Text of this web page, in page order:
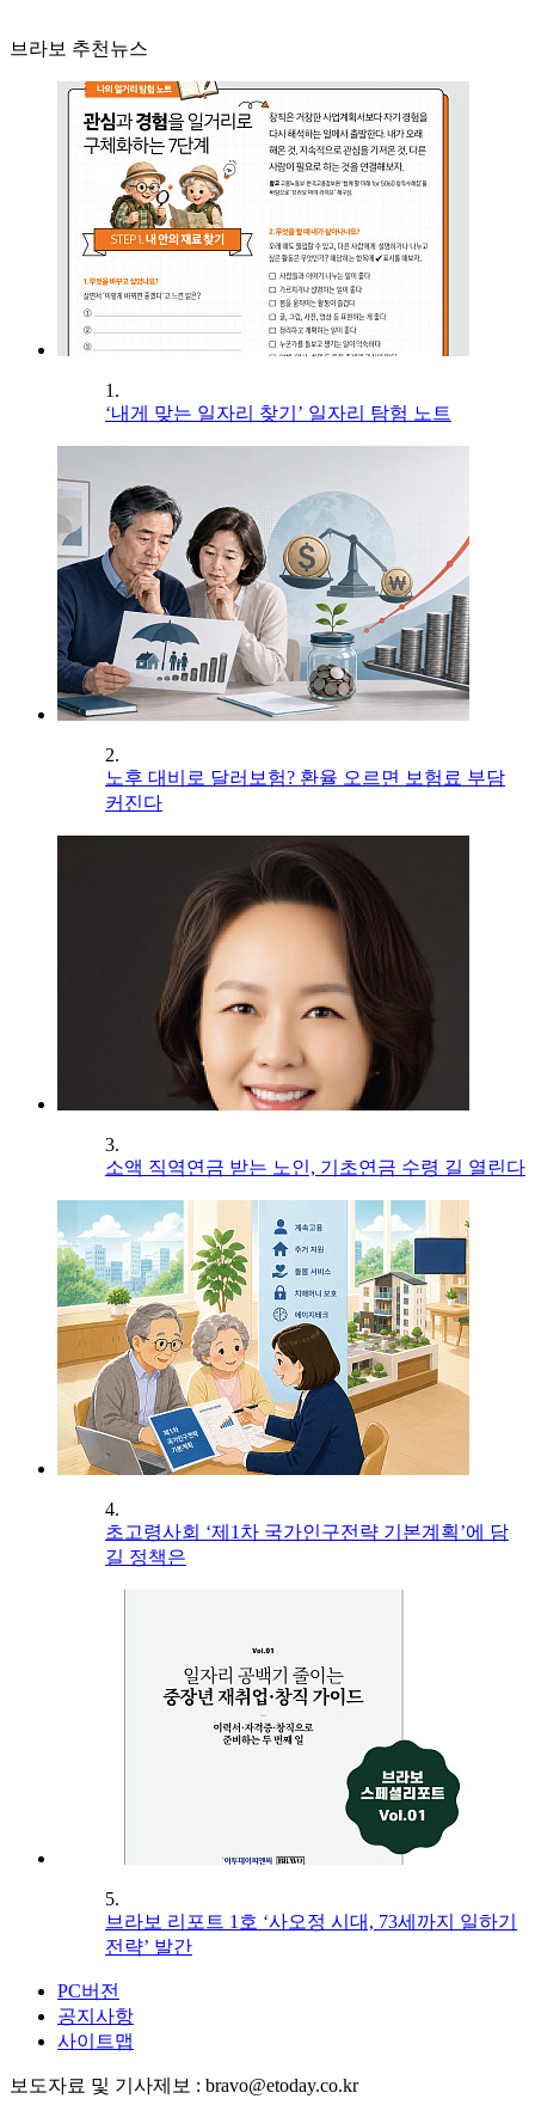
브라보 추천뉴스
1.
‘내게 맞는 일자리 찾기’ 일자리 탐험 노트
2.
노후 대비로 달러보험? 환율 오르면 보험료 부담
커진다
3.
소액 직역연금 받는 노인, 기초연금 수령 길 열린다
4.
초고령사회 ‘제1차 국가인구전략 기본계획’에 담
길 정책은
5.
브라보 리포트 1호 ‘사오정 시대, 73세까지 일하기
전략’ 발간
PC버전
공지사항
사이트맵
보도자료 및 기사제보 : bravo@etoday.co.kr